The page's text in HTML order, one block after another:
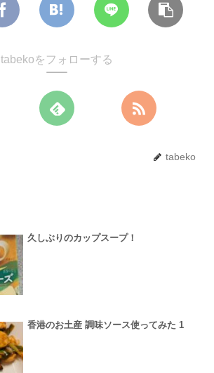
tabekoをフォローする
tabeko
久しぶりのカップスープ！
香港のお土産 調味ソース使ってみた 1